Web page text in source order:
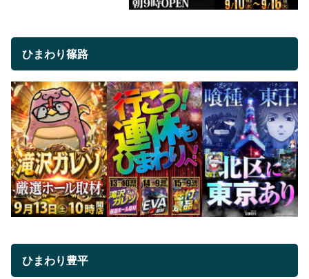
ひまわり篠路
ひまわり豊平